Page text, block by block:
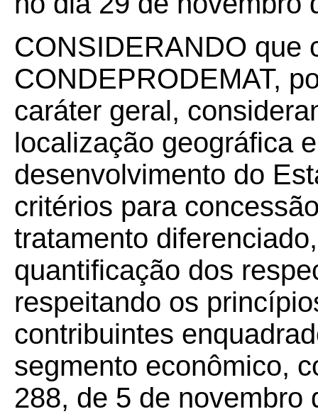
CONSIDERANDO que
CONDEPRODEMAT,
caráter geral,
localização geográfica
desenvolvimento do
critérios para
tratamento
quantificação dos
respeitando os
contribuintes
segmento econômico,
288, de 5 de novembro